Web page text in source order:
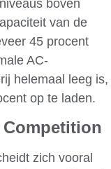
boven
van de
45 procent
AC-
helemaal leeg is,
op te laden.
zich vooral